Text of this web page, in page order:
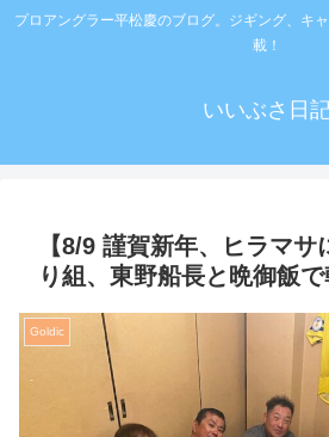
プロアングラー平松慶のブログ。ジギング、キ
載！
いいぶさ日
【8/9 謹賀新年、ヒラマ
り組、東野船長と晩御飯で
Goldic